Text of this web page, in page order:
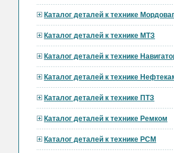
Каталог деталей к технике
Каталог деталей к технике МТЗ
Каталог деталей к технике
Каталог деталей к технике
Каталог деталей к технике ПТЗ
Каталог деталей к технике Ремком
Каталог деталей к технике РСМ